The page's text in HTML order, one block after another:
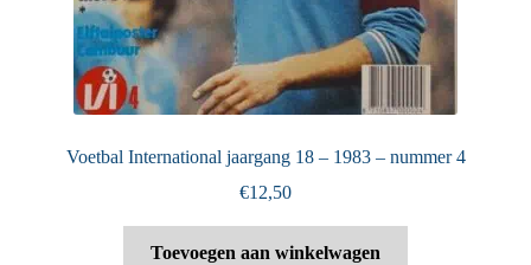
Voetbal International jaargang 18 – 1983 – nummer 4
€12,50
Toevoegen aan winkelwagen